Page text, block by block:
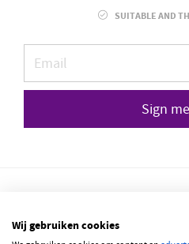
SUITABLE AND
Sign
Wij gebruiken cookies